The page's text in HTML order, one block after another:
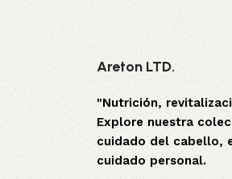
Areton LTD.
"Nutrición,
Explore nuestra
cuidado del cabello,
cuidado personal.